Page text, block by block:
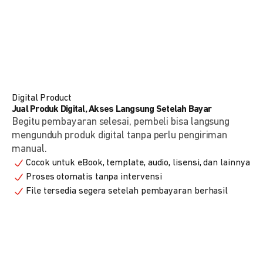
Digital Product
Jual Produk Digital, Akses Langsung Setelah Bayar
Begitu pembayaran selesai, pembeli bisa langsung
mengunduh produk digital tanpa perlu pengiriman
manual.
Cocok untuk eBook, template, audio, lisensi, dan lainnya
Proses otomatis tanpa intervensi
File tersedia segera setelah pembayaran berhasil